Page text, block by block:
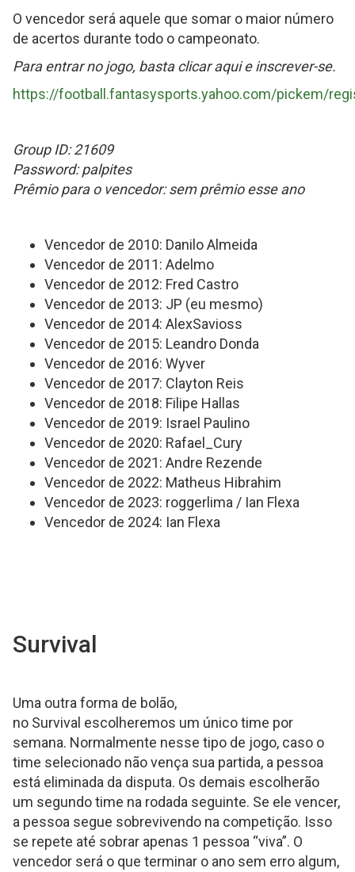
O vencedor será aquele que somar o maior número
de acertos durante todo o campeonato.
Para entrar no jogo, basta clicar aqui e inscrever-se.
https://football.fantasysports.yahoo.com/pickem/
Group ID: 21609
Password: palpites
Prêmio para o vencedor: sem prêmio esse ano
Vencedor de 2010: Danilo Almeida
Vencedor de 2011: Adelmo
Vencedor de 2012: Fred Castro
Vencedor de 2013: JP (eu mesmo)
Vencedor de 2014: AlexSavioss
Vencedor de 2015: Leandro Donda
Vencedor de 2016: Wyver
Vencedor de 2017: Clayton Reis
Vencedor de 2018: Filipe Hallas
Vencedor de 2019: Israel Paulino
Vencedor de 2020: Rafael_Cury
Vencedor de 2021: Andre Rezende
Vencedor de 2022: Matheus Hibrahim
Vencedor de 2023: roggerlima / Ian Flexa
Vencedor de 2024: Ian Flexa
Survival
Uma outra forma de bolão,
no Survival escolheremos um único time por
semana. Normalmente nesse tipo de jogo, caso o
time selecionado não vença sua partida, a pessoa
está eliminada da disputa. Os demais escolherão
um segundo time na rodada seguinte. Se ele vencer,
a pessoa segue sobrevivendo na competição. Isso
se repete até sobrar apenas 1 pessoa “viva”. O
vencedor será o que terminar o ano sem erro algum,